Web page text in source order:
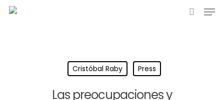
Cristóbal Raby Press
Las preocupaciones y